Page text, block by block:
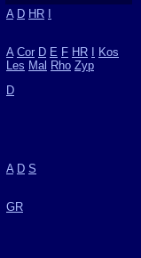
A D HR
A Cor D E F HR
Kos
Les Mal Rho Zyp
D
A D S
GR